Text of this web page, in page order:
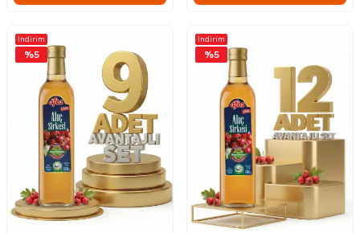
İndirim
%5
İndirim
%5